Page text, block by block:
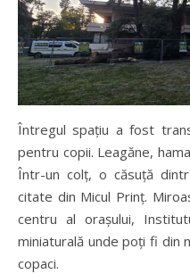
Întregul spațiu a fost
pentru copii. Leagăne,
Într-un colț, o căsuță
citate din Micul Prinț.
centru al orașului,
miniaturală unde poți fi din
copaci.